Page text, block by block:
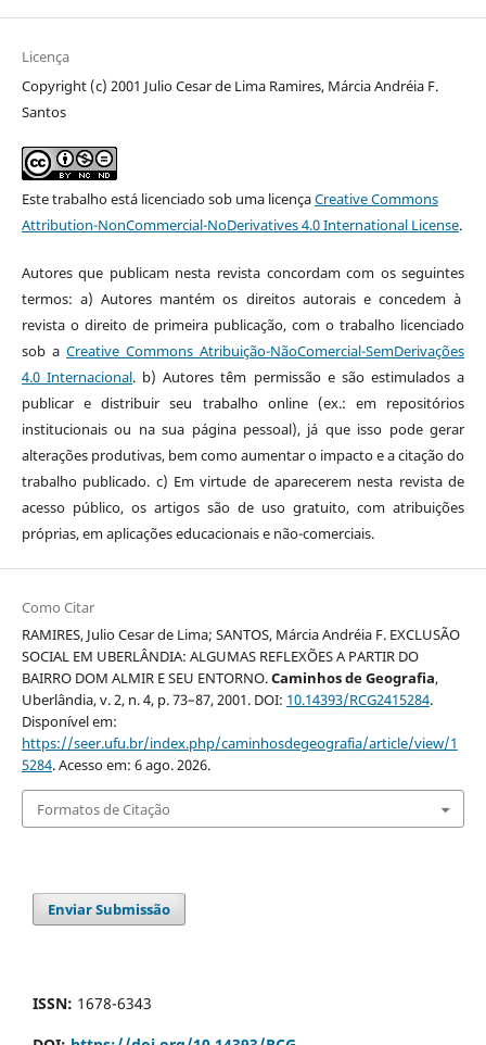
Licença
Copyright (c) 2001 Julio Cesar de Lima Ramires, Márcia Andréia F.
Santos
Este trabalho está licenciado sob uma licençaCreative Commons
Attribution-NonCommercial-NoDerivatives 4.0 International License.
Autores que publicam nesta revista concordam com os seguintes
termos: a) Autores mantém os direitos autorais e concedem à
revista o direito de primeira publicação, com o trabalho licenciado
sob a Creative Commons Atribuição-NãoComercial-SemDerivações
4.0 Internacional. b) Autores têm permissão e são estimulados a
publicar e distribuir seu trabalho online (ex.: em repositórios
institucionais ou na sua página pessoal), já que isso pode gerar
alterações produtivas, bem como aumentar o impacto e a citação do
trabalho publicado. c) Em virtude de aparecerem nesta revista de
acesso público, os artigos são de uso gratuito, com atribuições
próprias, em aplicações educacionais e não-comerciais.
Como Citar
RAMIRES, Julio Cesar de Lima; SANTOS, Márcia Andréia F. EXCLUSÃO
SOCIAL EM UBERLÂNDIA: ALGUMAS REFLEXÕES A PARTIR DO
BAIRRO DOM ALMIR E SEU ENTORNO.Caminhos de Geografia,
Uberlândia, v. 2, n. 4, p. 73–87, 2001. DOI: 10.14393/RCG2415284.
Disponível em:
https://seer.ufu.br/index.php/caminhosdegeografia/article/view/1
5284. Acesso em: 6 ago. 2026.
Formatos de Citação
Enviar Submissão
ISSN: 1678-6343